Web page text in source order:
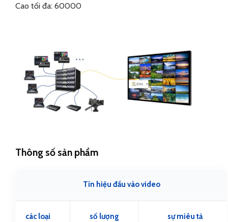
Cao tối đa: 60000
Thông số sản phẩm
Tín hiệu đầu vào video
các loại số lượng sự miêu tả